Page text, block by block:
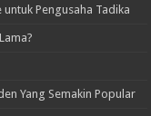
Pengusaha Tadika
Yang Semakin Popular